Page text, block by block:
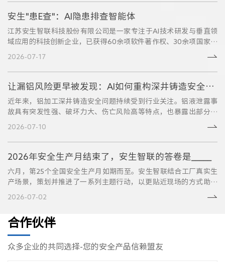
安生"患E查"：AI隐患排查智能体
江苏安生智联科技股份有限公司是一家专注于AI技术研发与垂直领
域应用的科技创新企业，已获得60余项软件著作权、30余项国家发
2026-07-17
让漏铝风险更早被发现：AI如何重构深井铸造安全防线？
近年来，铝加工深井铸造安全问题持续受到行业关注。铝液泄露事
故具有突发性强、破坏力大、伤亡风险高等特点，也暴露出部分企
铸造这一···
2026-07-10
2026年安全生产月结束了，安生智联的答卷是_____
六月，第25个全国安全生产月如期而至。安生智联结合工厂真实生
产场景，策划并推进了一系列主题行动，以更贴近现场的方式助力
2026-07-02
合作伙伴
众多企业的共同选择-您的安全产品信赖盟友